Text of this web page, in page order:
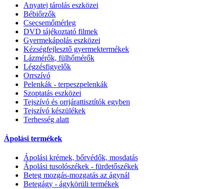
Anyatej tárolás eszközei
Bébiőrzők
Csecsemőmérleg
DVD tájékoztató filmek
Gyermekápolás eszközei
Kézségfejlesztő gyermektermékek
Lázmérők, fülhőmérők
Légzésfigyelők
Orrszívó
Pelenkák - terpeszpelenkák
Szoptatás eszközei
Tejszívó és orrjárattisztítók egyben
Tejszívó készülékek
Terhesség alatt
Ápolási termékek
Ápolási krémek, bőrvédők, mosdatás
Ápolási tusolószékek - fürdetőszékek
Beteg mozgás-mozgatás az ágynál
Betegágy - ágykörüli termékek